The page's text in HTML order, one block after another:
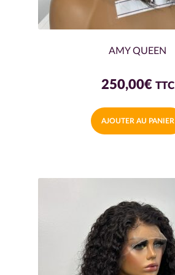
AMY QUEEN
250,00€ TTC
AJOUTER AU PANIER